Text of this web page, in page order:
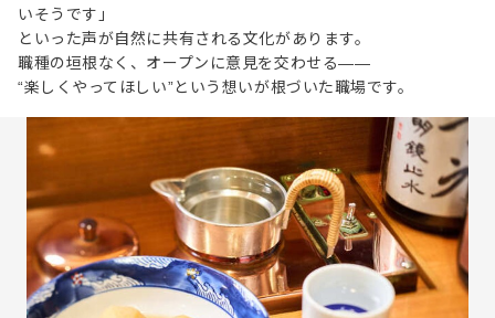
いそうです」
といった声が自然に共有される文化があります。
職種の垣根なく、オープンに意見を交わせる――
“楽しくやってほしい”という想いが根づいた職場です。